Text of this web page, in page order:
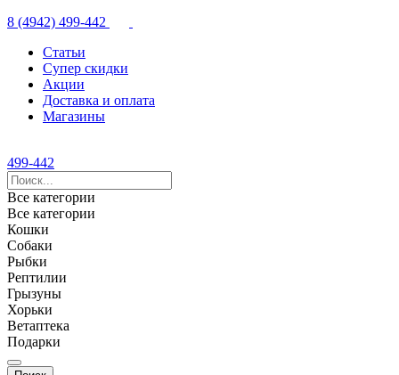
8 (4942) 499-442
Статьи
Супер скидки
Акции
Доставка и оплата
Магазины
499-442
Все категории
Все категории
Кошки
Собаки
Рыбки
Рептилии
Грызуны
Хорьки
Ветаптека
Подарки